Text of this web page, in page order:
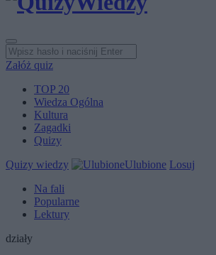
Załóż quiz
TOP 20
Wiedza Ogólna
Kultura
Zagadki
Quizy
Quizy wiedzy
Ulubione Losuj
Na fali
Popularne
Lektury
działy